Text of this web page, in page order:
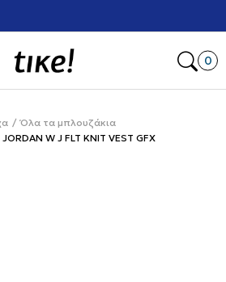
0
Όλα τα μπλουζάκια
JORDAN W J FLT KNIT VEST GFX